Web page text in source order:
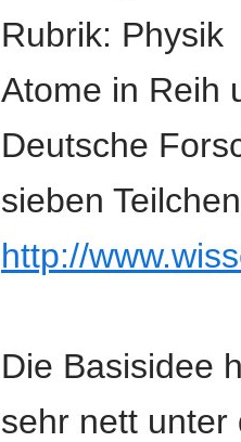
Rubrik: Physik
Atome in Reih
Deutsche
sieben
http://
Die Basisidee
sehr nett unter